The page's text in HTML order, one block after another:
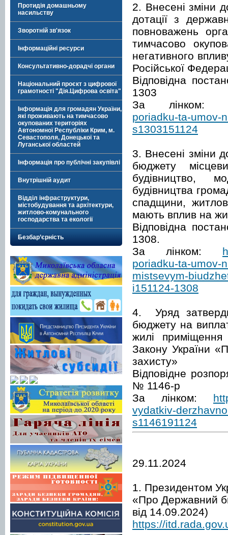
Протидія домашньому
насильству
Зворотній зв'язок
Інформаційні ресурси
Консультативно-дорадчі органи
Національний проєкт з цифрової
грамотності "Дія.Цифрова освіта"
Інформація для громадян України,
які проживають на тимчасово
окупованих територіях
Автономної Республіки Крим, м.
Севастополя, Донецької та
Луганської областей
Інформація про публічні закупівлі
Внутрішній аудит
Відділ інфраструктури,
містобудування та архітектури,
житлово-комунального
господарства та екології
Безбар’єрність
2. Внесені зміни
дотації з
повноважень
тимчасово
негативного
Російської
Відповідна
1303
За лінком:
poriadku-ta-umov-
s1303151124
3. Внесені зміни
бюджету
будівництво,
будівництва
спадщини,
мають вплив на
Відповідна
1308.
За лінком:
poriadku-ta-umov-
mistsevym-
i151124-1308
4. Уряд
бюджету на
жилі приміщення
Закону України
захисту»
Відповідне
№ 1146-р
За лінком:
vydatkiv-
s1146191124
29.11.2024
1. Президентом
«Про Державний
від 14.09.2024)
https://